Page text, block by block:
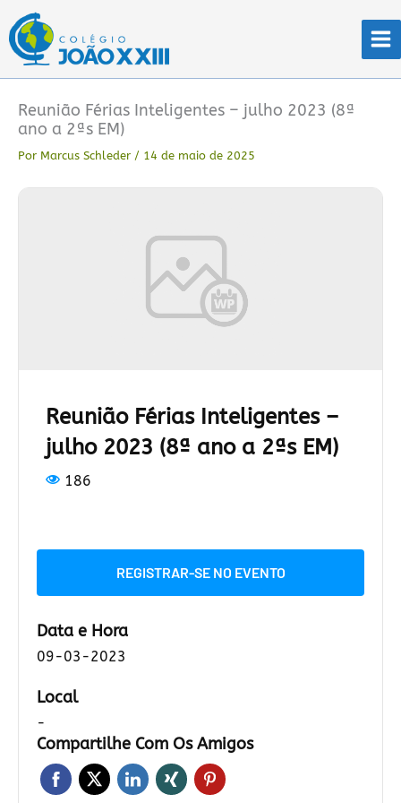
para
conteúdo
Reunião Férias Inteligentes – julho 2023 (8ª
ano a 2ªs EM)
Por Marcus Schleder / 14 de maio de 2025
Reunião Férias Inteligentes –
julho 2023 (8ª ano a 2ªs EM)
186
REGISTRAR-SE NO EVENTO
Data e Hora
09-03-2023
Local
-
Compartilhe Com Os Amigos